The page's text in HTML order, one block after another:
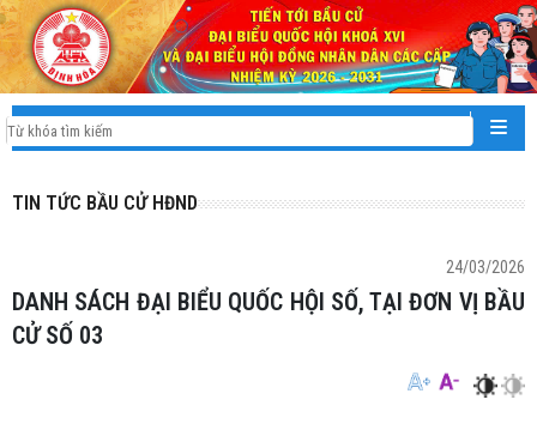
TIN TỨC BẦU CỬ HĐND
24/03/2026
DANH SÁCH ĐẠI BIỂU QUỐC HỘI SỐ, TẠI ĐƠN VỊ BẦU
CỬ SỐ 03